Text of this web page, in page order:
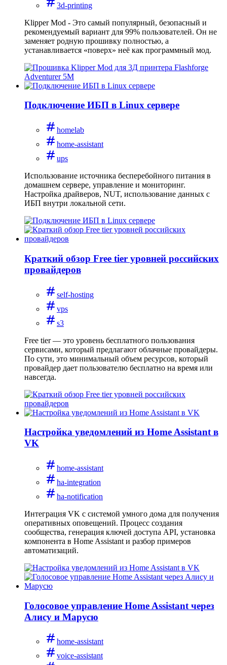
3d-printing
Klipper Mod - Это самый популярный, безопасный и
рекомендуемый вариант для 99% пользователей. Он не
заменяет родную прошивку полностью, а
устанавливается «поверх» неё как программный мод.
Подключение ИБП в Linux сервере
homelab
home-assistant
ups
Использование источника бесперебойного питания в
домашнем сервере, управление и мониторинг.
Настройка драйверов, NUT, использование данных с
ИБП внутри локальной сети.
Краткий обзор Free tier уровней российских
провайдеров
self-hosting
vps
s3
Free tier — это уровень бесплатного пользования
сервисами, который предлагают облачные провайдеры.
По сути, это минимальный объем ресурсов, который
провайдер дает пользователю бесплатно на время или
навсегда.
Настройка уведомлений из Home Assistant в
VK
home-assistant
ha-integration
ha-notification
Интеграция VK с системой умного дома для получения
оперативных оповещений. Процесс создания
сообщества, генерация ключей доступа API, установка
компонента в Home Assistant и разбор примеров
автоматизаций.
Голосовое управление Home Assistant через
Алису и Марусю
home-assistant
voice-assistant